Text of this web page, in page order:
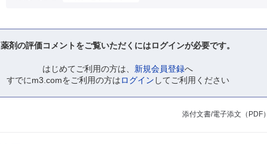
薬剤の評価コメントをご覧いただくにはログインが必要です。
はじめてご利用の方は、 新規会員登録へ
すでにm3.comをご利用の方はログイン してご利用ください
添付文書/電子添文（PDF）